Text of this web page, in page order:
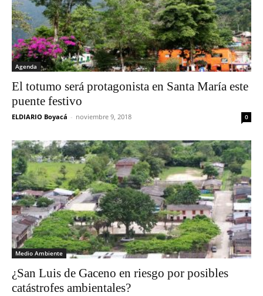
Agenda
El totumo será protagonista en Santa María este
puente festivo
ELDIARIO Boyacá - noviembre 9, 2018 0
Medio Ambiente
¿San Luis de Gaceno en riesgo por posibles
catástrofes ambientales?